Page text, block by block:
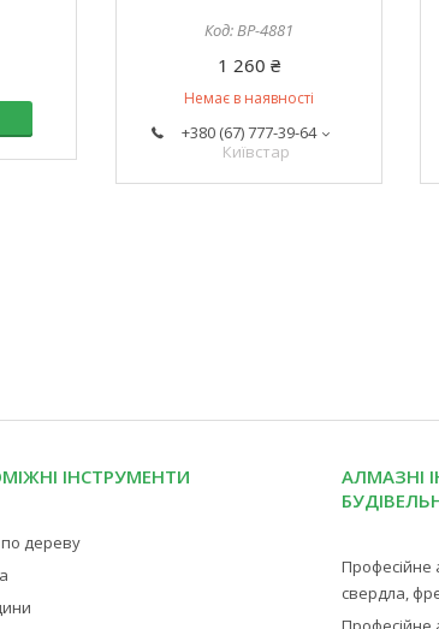
BP-4881
1 260 ₴
Немає в наявності
+380 (67) 777-39-64
Київстар
ІНСТРУМЕНТИ
дереву
АЛМАЗНІ
Професійне
свердла,